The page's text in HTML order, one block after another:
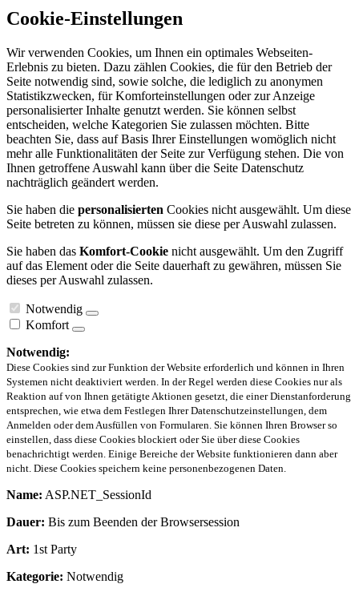
Cookie-Einstellungen
Wir verwenden Cookies, um Ihnen ein optimales Webseiten-
Erlebnis zu bieten. Dazu zählen Cookies, die für den Betrieb der
Seite notwendig sind, sowie solche, die lediglich zu anonymen
Statistikzwecken, für Komforteinstellungen oder zur Anzeige
personalisierter Inhalte genutzt werden. Sie können selbst
entscheiden, welche Kategorien Sie zulassen möchten. Bitte
beachten Sie, dass auf Basis Ihrer Einstellungen womöglich nicht
mehr alle Funktionalitäten der Seite zur Verfügung stehen. Die von
Ihnen getroffene Auswahl kann über die Seite Datenschutz
nachträglich geändert werden.
Sie haben die personalisierten Cookies nicht ausgewählt. Um diese
Seite betreten zu können, müssen sie diese per Auswahl zulassen.
Sie haben das Komfort-Cookie nicht ausgewählt. Um den Zugriff
auf das Element oder die Seite dauerhaft zu gewähren, müssen Sie
dieses per Auswahl zulassen.
Notwendig
Komfort
Notwendig:
Diese Cookies sind zur Funktion der Website erforderlich und können in Ihren
Systemen nicht deaktiviert werden. In der Regel werden diese Cookies nur als
Reaktion auf von Ihnen getätigte Aktionen gesetzt, die einer Dienstanforderung
entsprechen, wie etwa dem Festlegen Ihrer Datenschutzeinstellungen, dem
Anmelden oder dem Ausfüllen von Formularen. Sie können Ihren Browser so
einstellen, dass diese Cookies blockiert oder Sie über diese Cookies
benachrichtigt werden. Einige Bereiche der Website funktionieren dann aber
nicht. Diese Cookies speichern keine personenbezogenen Daten.
Name: ASP.NET_SessionId
Dauer: Bis zum Beenden der Browsersession
Art: 1st Party
Kategorie: Notwendig